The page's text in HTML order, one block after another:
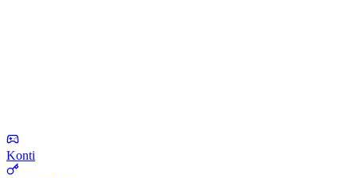
Konti